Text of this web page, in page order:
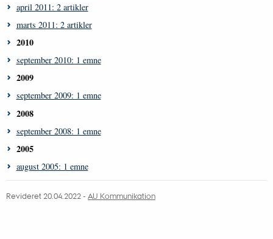
april 2011: 2 artikler
marts 2011: 2 artikler
2010
september 2010: 1 emne
2009
september 2009: 1 emne
2008
september 2008: 1 emne
2005
august 2005: 1 emne
Revideret 20.04.2022 - AU Kommunikation